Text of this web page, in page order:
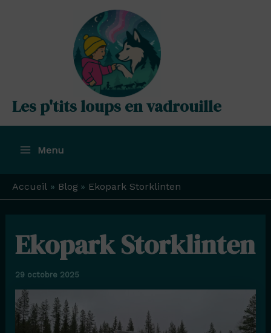
Les p'tits loups en vadrouille
Menu
Menu
Accueil Blog Ekopark Storklinten
Ekopark Storklinten
29 octobre 2025